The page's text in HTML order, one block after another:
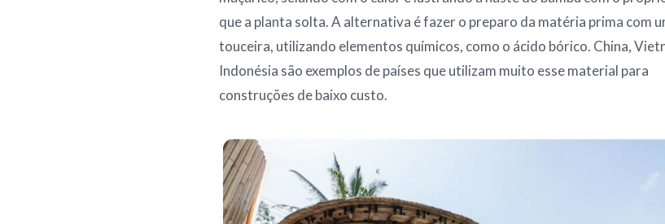
que a planta solta. A alternativa é fazer o preparo da matéria prima com
touceira, utilizando elementos químicos, como o ácido bórico. China,
Indonésia são exemplos de países que utilizam muito esse material para
construções de baixo custo.